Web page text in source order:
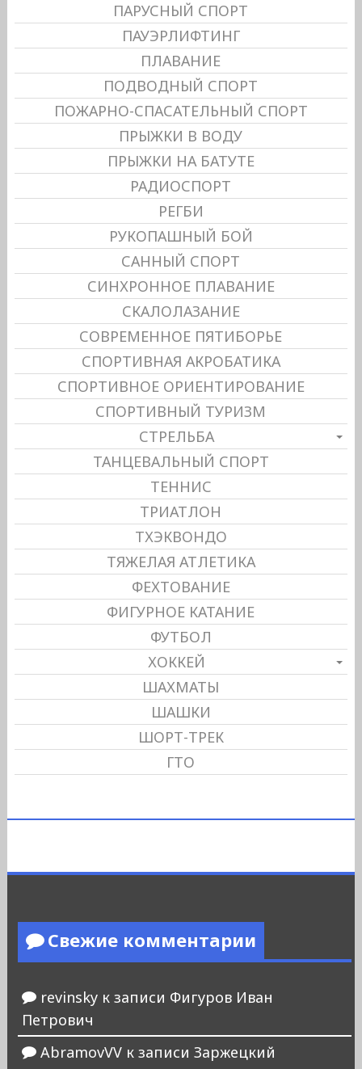
ПАРУСНЫЙ СПОРТ
ПАУЭРЛИФТИНГ
ПЛАВАНИЕ
ПОДВОДНЫЙ СПОРТ
ПОЖАРНО-СПАСАТЕЛЬНЫЙ СПОРТ
ПРЫЖКИ В ВОДУ
ПРЫЖКИ НА БАТУТЕ
РАДИОСПОРТ
РЕГБИ
РУКОПАШНЫЙ БОЙ
САННЫЙ СПОРТ
СИНХРОННОЕ ПЛАВАНИЕ
СКАЛОЛАЗАНИЕ
СОВРЕМЕННОЕ ПЯТИБОРЬЕ
СПОРТИВНАЯ АКРОБАТИКА
СПОРТИВНОЕ ОРИЕНТИРОВАНИЕ
СПОРТИВНЫЙ ТУРИЗМ
СТРЕЛЬБА
ТАНЦЕВАЛЬНЫЙ СПОРТ
ТЕННИС
ТРИАТЛОН
ТХЭКВОНДО
ТЯЖЕЛАЯ АТЛЕТИКА
ФЕХТОВАНИЕ
ФИГУРНОЕ КАТАНИЕ
ФУТБОЛ
ХОККЕЙ
ШАХМАТЫ
ШАШКИ
ШОРТ-ТРЕК
ГТО
Свежие комментарии
revinskyк записи Фигуров Иван
Петрович
AbramovVVк записи Заржецкий